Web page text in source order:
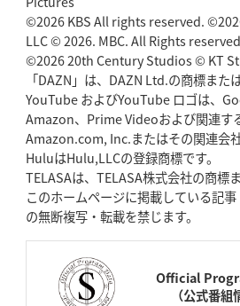
©2026 KBS All rights reserved.
LLC © 2026. MBC. All Rights
©2026 20th Century Studios © KT
「DAZN」は、DAZN Ltd.の商標また
YouTube およびYouTube ロゴは、
Amazon、Prime Videoおよび関連す
Amazon.com, Inc.またはその関連会社
HuluはHulu,LLCの登録商標です。
TELASAは、TELASA株式会社の商標
このホームページに掲載している記
の無断複写・転載を禁じます。
Official
（公式番組